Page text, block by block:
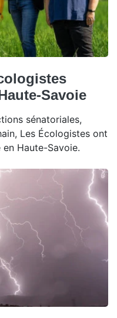
Savoie
sénatoriales,
Les Écologistes ont
Haute-Savoie.